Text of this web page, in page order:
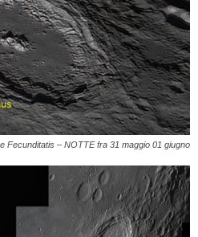
Fecunditatis – NOTTE fra 31 maggio 01 giugno